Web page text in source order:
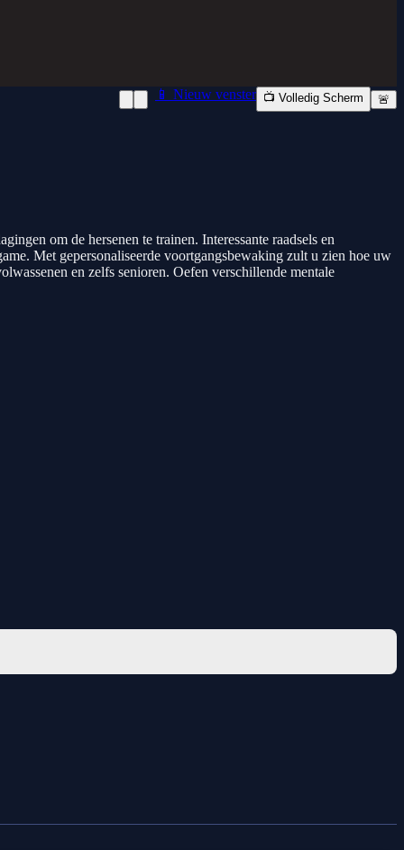
📱 Nieuw venster 📺 Volledig Scherm 🚨
om de hersenen te trainen. Interessante raadsels en
Met gepersonaliseerde voortgangsbewaking zult u zien hoe uw
en zelfs senioren. Oefen verschillende mentale